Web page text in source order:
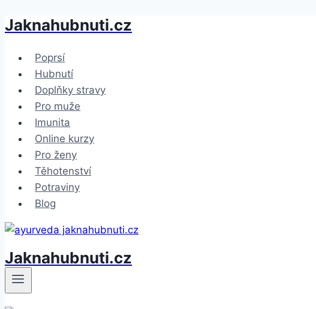
Přeskočit
obsah
Jaknahubnuti.cz
Poprsí
Hubnutí
Doplňky stravy
Pro muže
Imunita
Online kurzy
Pro ženy
Těhotenství
Potraviny
Blog
Jaknahubnuti.cz